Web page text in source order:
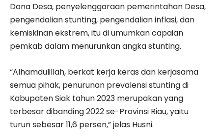
Dana Desa, penyelenggaraan pemerintahan Desa,
pengendalian stunting, pengendalian inflasi, dan
kemiskinan ekstrem, itu di umumkan capaian
pemkab dalam menurunkan angka stunting.
“Alhamdulillah, berkat kerja keras dan kerjasama
semua pihak, penurunan prevalensi stunting di
Kabupaten Siak tahun 2023 merupakan yang
terbesar dibanding 2022 se-Provinsi Riau, yaitu
turun sebesar 11,6 persen,” jelas Husni.